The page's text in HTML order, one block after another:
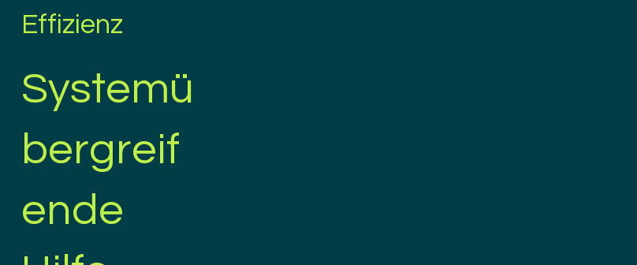
Effizienz
Systemü
bergreif
ende